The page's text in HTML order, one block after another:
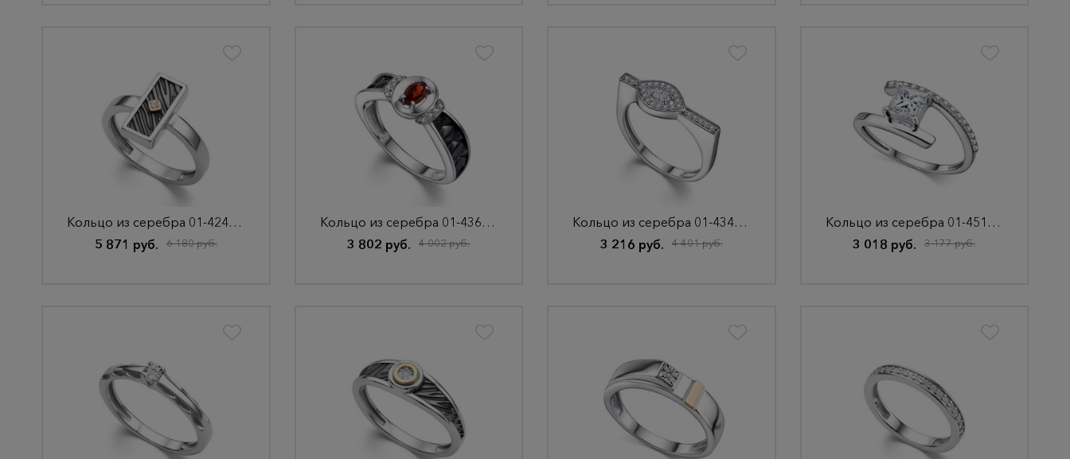
Кольцо из серебра 01-4242/000Б-17
5 871 руб.
6 180 руб.
Кольцо из серебра 01-4362/00ГР-17
3 802 руб.
4 002 руб.
Кольцо из серебра 01-4347/00КЦ-00
3 216 руб.
4 401 руб.
Кольцо из серебра 01-4515/00КЦ-00
3 018 руб.
3 177 руб.